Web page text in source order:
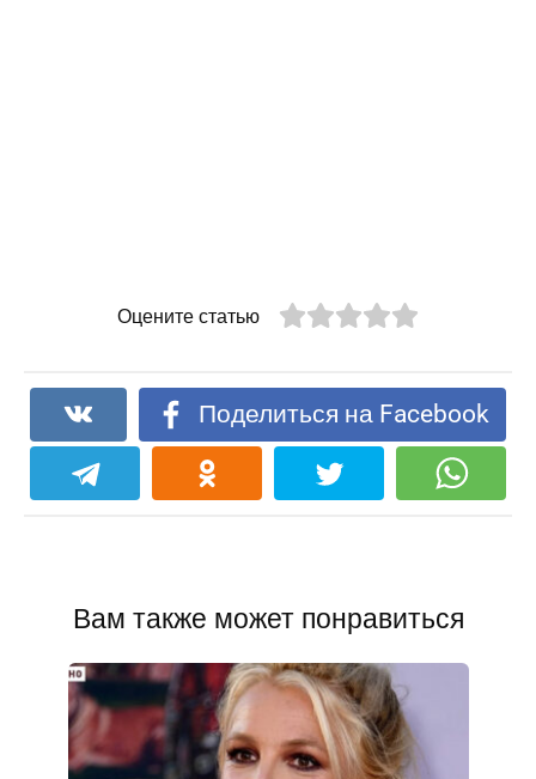
Оцените статью
Поделиться на Facebook
Вам также может понравиться